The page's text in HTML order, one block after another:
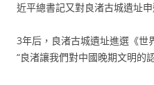
近平總書記又對良渚古城遺址
3年后，良渚古城遺址進選《世
“良渚讓我們對中國晚期文明的